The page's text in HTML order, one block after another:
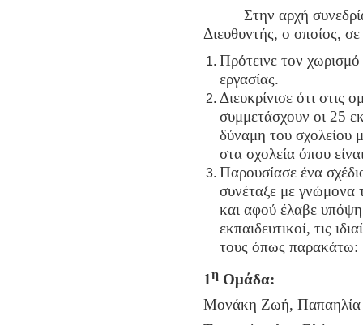
Στην αρχή
Διευθυντής, ο οποίος,
Πρότεινε τον
εργασίας.
Διευκρίνισε ότι στις
συμμετάσχουν οι 25
δύναμη του σχολείου
στα σχολεία όπου
Παρουσίασε ένα
συνέταξε με γνώμονα
και αφού έλαβε
εκπαιδευτικοί, τις
τους όπως παρακάτω:
1ηΟμάδα:
Μονάκη Ζωή, Παπαηλία